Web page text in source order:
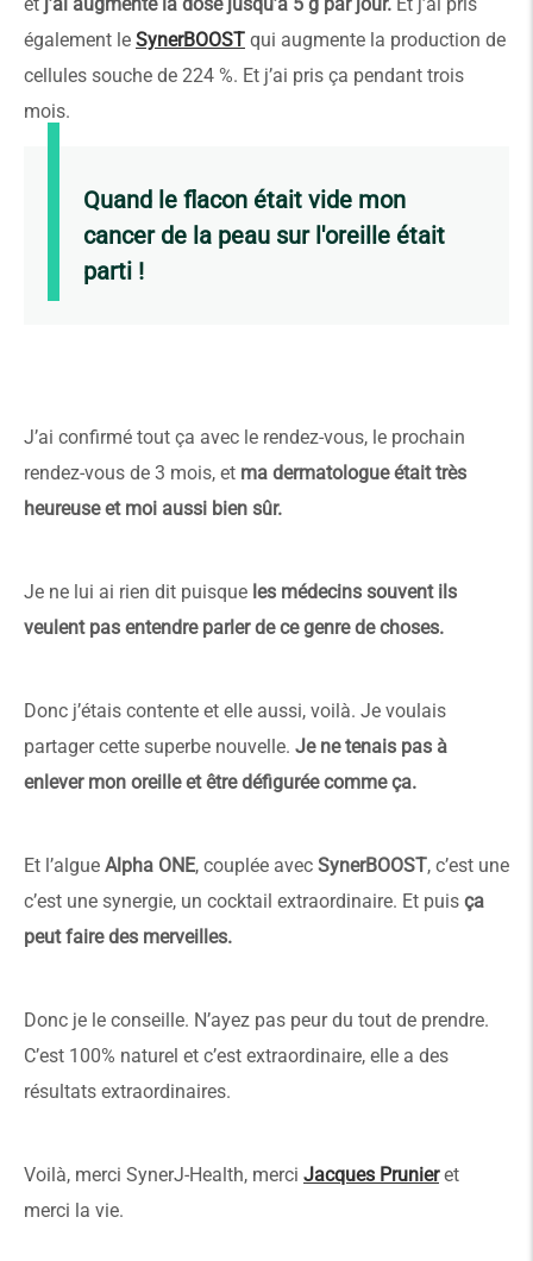
également le SynerBOOST qui augmente la production de
cellules souche de 224 %. Et j’ai pris ça pendant trois
mois.
Quand le flacon était vide mon
cancer de la peau sur l'oreille était
parti !
J’ai confirmé tout ça avec le rendez-vous, le prochain
rendez-vous de 3 mois, et ma dermatologue était très
heureuse et moi aussi bien sûr.
Je ne lui ai rien dit puisque les médecins souvent ils
veulent pas entendre parler de ce genre de choses.
Donc j’étais contente et elle aussi, voilà. Je voulais
partager cette superbe nouvelle. Je ne tenais pas à
enlever mon oreille et être défigurée comme ça.
Et l’algue Alpha ONE, couplée avec SynerBOOST, c’est une
c’est une synergie, un cocktail extraordinaire. Et puis ça
peut faire des merveilles.
Donc je le conseille. N’ayez pas peur du tout de prendre.
C’est 100% naturel et c’est extraordinaire, elle a des
résultats extraordinaires.
Voilà, merci SynerJ-Health, merci Jacques Prunieret
merci la vie.